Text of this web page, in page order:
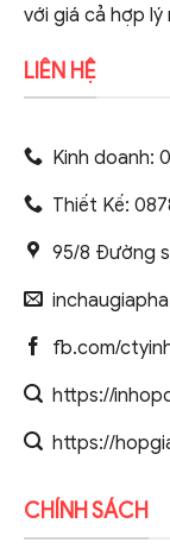
với giá cả hợp lý
LIÊN HỆ
Kinh doanh:
Thiết Kế:
95/8 Đường
fb.com/
https://
https://
CHÍNH SÁCH